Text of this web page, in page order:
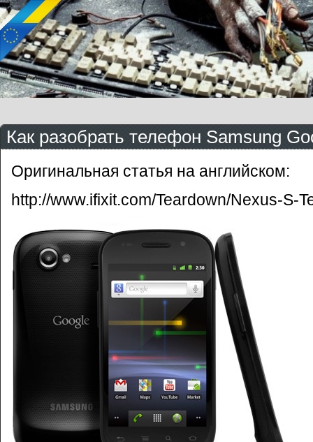
Как разобрать телефон Samsung
Оригинальная статья на английском:
http://www.ifixit.com/Teardown/Nexus-S-